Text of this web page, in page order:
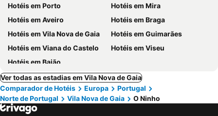
Hotéis em Porto
Hotéis em Mira
Hotéis em Aveiro
Hotéis em Braga
Hotéis em Vila Nova de Gaia
Hotéis em Guimarães
Hotéis em Viana do Castelo
Hotéis em Viseu
Hotéis em Baião
Ver todas as estadias em Vila Nova de Gaia
Comparador de Hotéis
Europa
Portugal
Norte de Portugal
Vila Nova de Gaia O Ninho